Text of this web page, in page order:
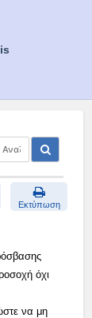
Εκτύπωση
όχι
να μη